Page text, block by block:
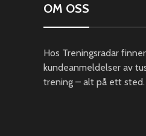
OM OSS
Hos Treningsradar
kundeanmeldelser av
trening – alt på ett sted.